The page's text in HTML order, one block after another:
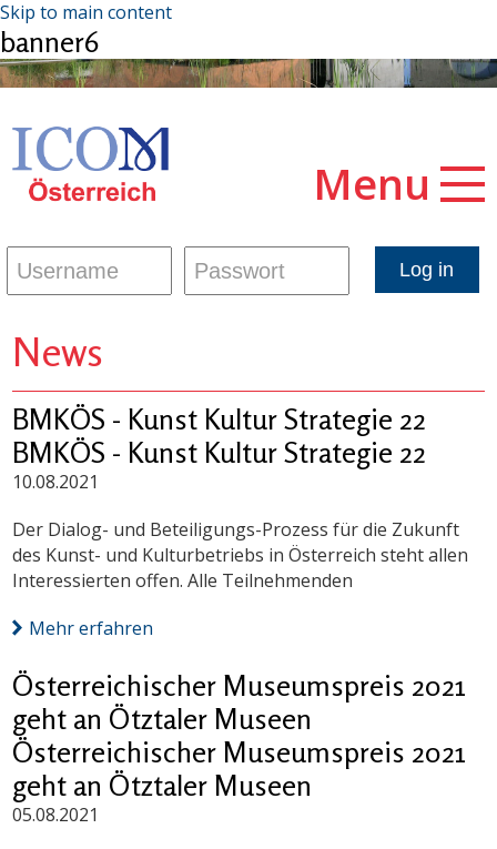
Skip to main content
banner6
Menu
News
BMKÖS - Kunst Kultur Strategie 22
BMKÖS - Kunst Kultur Strategie 22
10.08.2021
Der Dialog- und Beteiligungs-Prozess für die Zukunft
des Kunst- und Kulturbetriebs in Österreich steht allen
Interessierten offen. Alle Teilnehmenden
Mehr erfahren
Österreichischer Museumspreis 2021
geht an Ötztaler Museen
Österreichischer Museumspreis 2021
geht an Ötztaler Museen
05.08.2021